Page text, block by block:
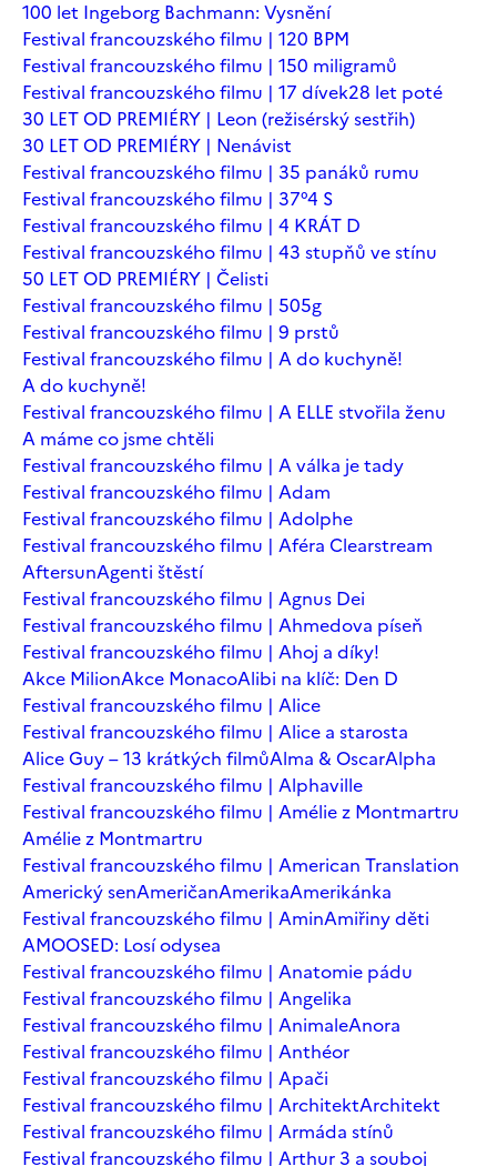
100 let Ingeborg Bachmann: Vysnění
Festival francouzského filmu | 120 BPM
Festival francouzského filmu | 150 miligramů
Festival francouzského filmu | 17 dívek28 let poté
30 LET OD PREMIÉRY | Leon (režisérský sestřih)
30 LET OD PREMIÉRY | Nenávist
Festival francouzského filmu | 35 panáků rumu
Festival francouzského filmu | 37°4 S
Festival francouzského filmu | 4 KRÁT D
Festival francouzského filmu | 43 stupňů ve stínu
50 LET OD PREMIÉRY | Čelisti
Festival francouzského filmu | 505g
Festival francouzského filmu | 9 prstů
Festival francouzského filmu | A do kuchyně!
A do kuchyně!
Festival francouzského filmu | A ELLE stvořila ženu
A máme co jsme chtěli
Festival francouzského filmu | A válka je tady
Festival francouzského filmu | Adam
Festival francouzského filmu | Adolphe
Festival francouzského filmu | Aféra Clearstream
AftersunAgenti štěstí
Festival francouzského filmu | Agnus Dei
Festival francouzského filmu | Ahmedova píseň
Festival francouzského filmu | Ahoj a díky!
Akce MilionAkce MonacoAlibi na klíč: Den D
Festival francouzského filmu | Alice
Festival francouzského filmu | Alice a starosta
Alice Guy – 13 krátkých filmůAlma & OscarAlpha
Festival francouzského filmu | Alphaville
Festival francouzského filmu | Amélie z Montmartru
Amélie z Montmartru
Festival francouzského filmu | American Translation
Americký senAmeričanAmerikaAmerikánka
Festival francouzského filmu | AminAmiřiny děti
AMOOSED: Losí odysea
Festival francouzského filmu | Anatomie pádu
Festival francouzského filmu | Angelika
Festival francouzského filmu | AnimaleAnora
Festival francouzského filmu | Anthéor
Festival francouzského filmu | Apači
Festival francouzského filmu | ArchitektArchitekt
Festival francouzského filmu | Armáda stínů
Festival francouzského filmu | Arthur 3 a souboj